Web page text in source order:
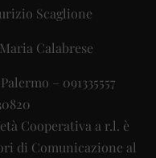
Scaglione
Calabrese
– 091335557
Cooperativa a r.l. è
di Comunicazione al